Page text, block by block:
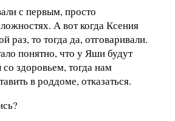
с первым, просто
А вот когда Ксения
раз, то тогда да, отговаривали.
понятно, что у Яши будут
здоровьем, тогда нам
в роддоме, отказаться.